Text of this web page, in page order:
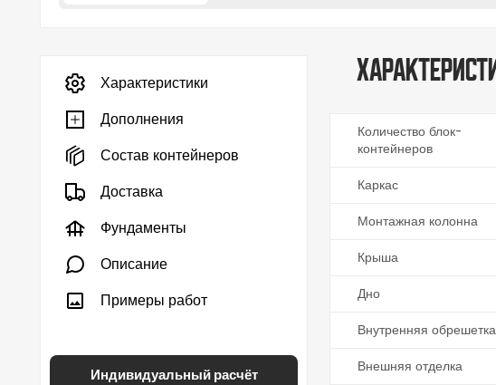
Характеристики
Дополнения
Состав контейнеров
Доставка
Фундаменты
Описание
Примеры работ
Индивидуальный расчёт
Количество блок-
контейнеров
Каркас
Монтажная колонна
Крыша
Дно
Внутренняя обрешетка
Внешняя отделка